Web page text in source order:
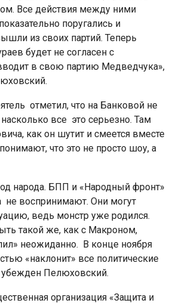
Все действия между ними
поругались и
из своих партий. Теперь
будет не согласен с
в свою партию Медведчука»,
отметил, что на Банковой не
все это серьезно. Там
как он шутит и смеется вместе
что это не просто шоу, а
народа. БПП и «Народный фронт»
не воспринимают. Они могут
ведь монстр уже родился.
такой же, как с Макроном,
неожиданно. В конце ноября
«наклонит» все политические
Пелюховский.
организация «Защита и